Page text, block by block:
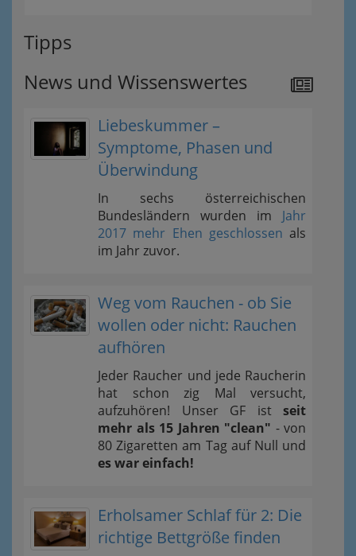
Tipps
News und Wissenswertes
Liebeskummer –
Symptome, Phasen und
Überwindung
In sechs österreichischen
Bundesländern wurden im Jahr
2017 mehr Ehen geschlossen als
im Jahr zuvor.
Weg vom Rauchen - ob Sie
wollen oder nicht: Rauchen
aufhören
Jeder Raucher und jede Raucherin
hat schon zig Mal versucht,
aufzuhören! Unser GF ist seit
mehr als 15 Jahren "clean" - von
80 Zigaretten am Tag auf Null und
es war einfach!
Erholsamer Schlaf für 2: Die
richtige Bettgröße finden